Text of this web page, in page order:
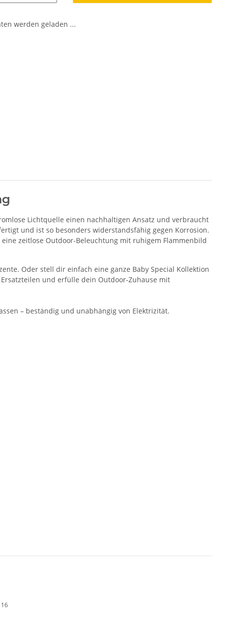
werden geladen ...
Lichtquelle einen nachhaltigen Ansatz und verbraucht
und ist so besonders widerstandsfähig gegen Korrosion.
zeitlose Outdoor-Beleuchtung mit ruhigem Flammenbild
Oder stell dir einfach eine ganze Baby Special Kollektion
und erfülle dein Outdoor-Zuhause mit
– beständig und unabhängig von Elektrizität.